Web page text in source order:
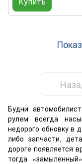
Будни
рулем всегда
недорого обновку в
либо запчасти,
дороге появляется
тогда